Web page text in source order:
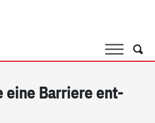
SucheSuche
ei­ne Bar­rie­re ent­